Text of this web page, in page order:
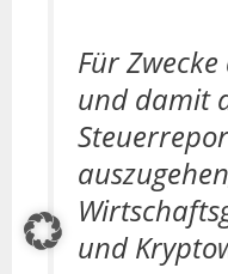
Für Zwecke
und damit
und